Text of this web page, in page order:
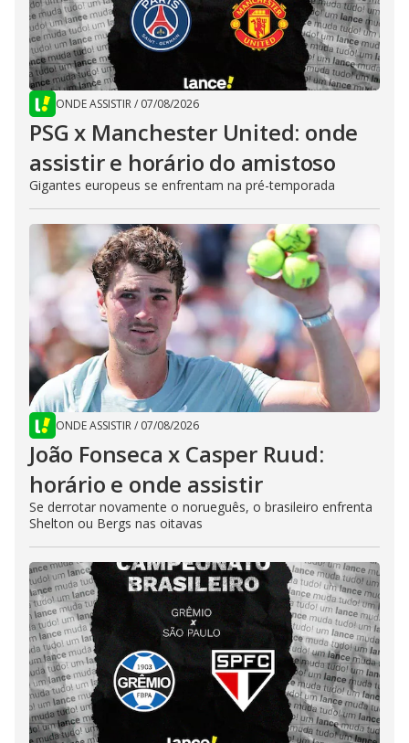
ONDE ASSISTIR/ 07/08/2026
PSG x Manchester United: onde
assistir e horário do amistoso
Gigantes europeus se enfrentam na pré-temporada
ONDE ASSISTIR/ 07/08/2026
João Fonseca x Casper Ruud:
horário e onde assistir
Se derrotar novamente o norueguês, o brasileiro enfrenta
Shelton ou Bergs nas oitavas